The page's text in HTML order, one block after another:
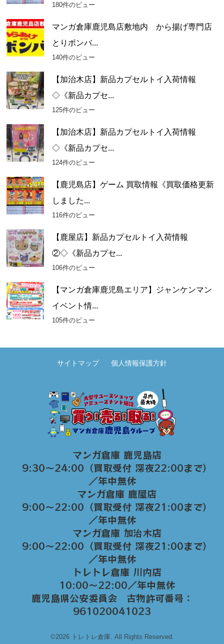
180件のビュー
マンガ倉庫鹿児島店敷地内 から揚げ専門店
とりボンバ...
140件のビュー
【加治木店】新品カプセルトイ入荷情報
◇《新品カプセ...
125件のビュー
【加治木店】新品カプセルトイ入荷情報
◇《新品カプセ...
124件のビュー
【鹿児島店】ゲーム 買取情報《買取価格更新
しました...
116件のビュー
【鹿屋店】新品カプセルトイ入荷情報
②◇《新品カプセ...
106件のビュー
【マンガ倉庫鹿児島エリア】ジャンケンマン
イベント情...
105件のビュー
サイトマップ 個人情報保護方針
マンガ倉庫 鹿児島店
9:30～24:00（買取受付 深夜22:00まで）
／年中無休
マンガ倉庫 鹿屋店
9:00～22:00（買取受付 深夜21:00まで）
／年中無休
マンガ倉庫 加治木店
9:00〜22:00（買取受付 深夜21:00まで）
／年中無休
トレトレ倉庫 川内店
10:00〜22:00／年中無休
鹿児島県公安委員会 古物許可番号：
961020041023
©2026 トレトレ倉庫. All Rights Reserved.